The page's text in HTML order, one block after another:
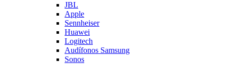
JBL
Apple
Sennheiser
Huawei
Logitech
Audífonos Samsung
Sonos